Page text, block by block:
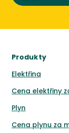
Produkty
Elektřina
Cena elektřiny
Plyn
Cena plynu za